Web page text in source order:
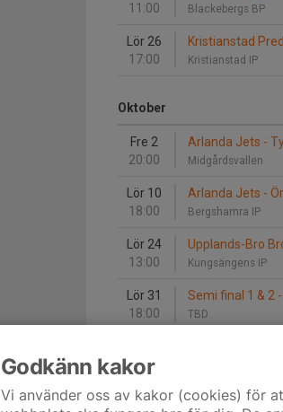
11:00
Blackebergs BP
Lör 26
17:00
Kristianstad
Kristianstad IP
Oktober
Fre 2
20:00
Arlanda Jets -
Midgårdsvallen
Lör 10
18:00
Arlanda Jets -
Bergshamra IP
Lör 24
13:00
Upplands-Bro
Kungsängens IP
Lör 31
18:00
Semi final 1 & 2
TBD
November
Lör 7
FINAL - Arlanda
Godkänn kakor
Vi använder oss av kakor (cookies) för